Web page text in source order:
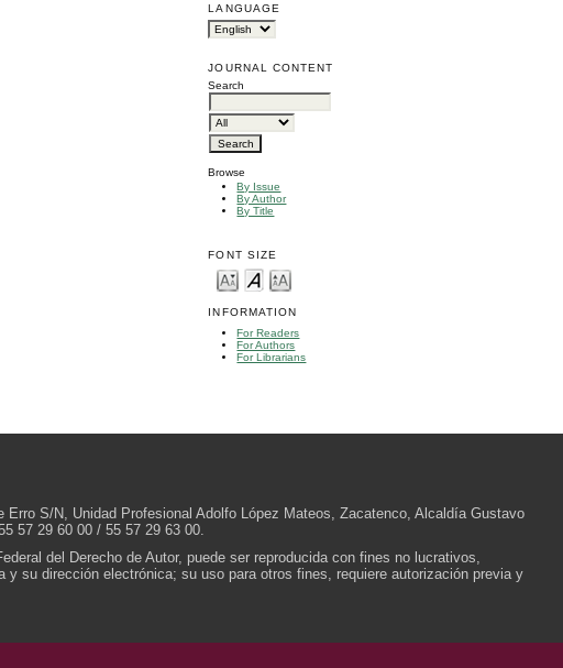
LANGUAGE
JOURNAL CONTENT
Search
Browse
By Issue
By Author
By Title
FONT SIZE
INFORMATION
For Readers
For Authors
For Librarians
S/N, Unidad Profesional Adolfo López Mateos, Zacatenco, Alcaldía Gustavo
57 29 60 00 / 55 57 29 63 00.
del Derecho de Autor, puede ser reproducida con fines no lucrativos,
su dirección electrónica; su uso para otros fines, requiere autorización previa y